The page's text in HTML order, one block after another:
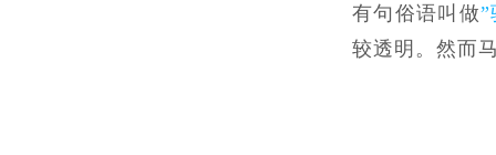
有句俗语叫做”
较透明。然而